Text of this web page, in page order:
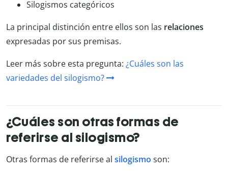
Silogismos categóricos
La principal distinción entre ellos son las relaciones
expresadas por sus premisas.
Leer más sobre esta pregunta: ¿Cuáles son las
variedades del silogismo?
¿Cuáles son otras formas de
referirse al silogismo?
Otras formas de referirse al silogismo son: